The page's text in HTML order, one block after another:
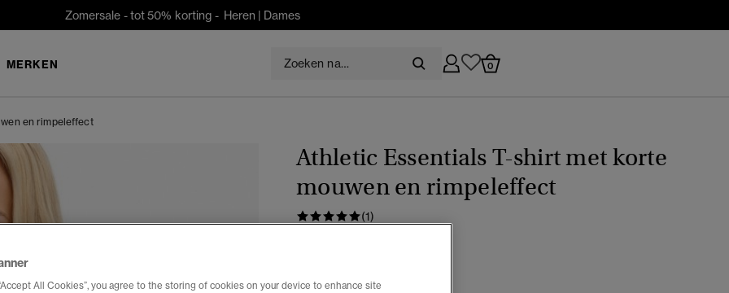
Zomersale - tot 50% korting - Heren | Dames
MERKEN 0
en rimpeleffect
Athletic Essentials T-shirt met korte
mouwen en rimpeleffect
(1)
Kleur:eclipse navy
All Cookies”, you agree to the storing of cookies on your device to enhance site